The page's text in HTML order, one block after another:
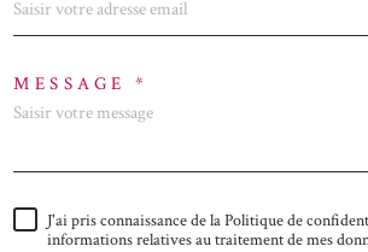
MESSAGE *
J'ai pris connaissance de la Politique de
informations relatives au traitement de mes